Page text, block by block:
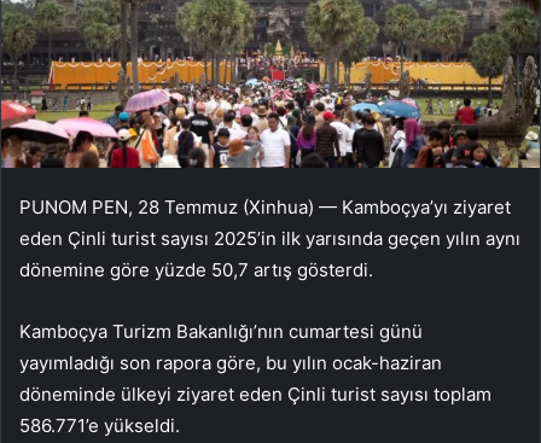
PUNOM PEN, 28 Temmuz (Xinhua) — Kamboçya’yı ziyaret
eden Çinli turist sayısı 2025’in ilk yarısında geçen yılın aynı
dönemine göre yüzde 50,7 artış gösterdi.
Kamboçya Turizm Bakanlığı’nın cumartesi günü
yayımladığı son rapora göre, bu yılın ocak-haziran
döneminde ülkeyi ziyaret eden Çinli turist sayısı toplam
586.771’e yükseldi.